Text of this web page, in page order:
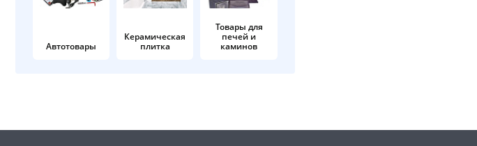
Автотовары
Керамическая
плитка
Товары для
печей и
каминов